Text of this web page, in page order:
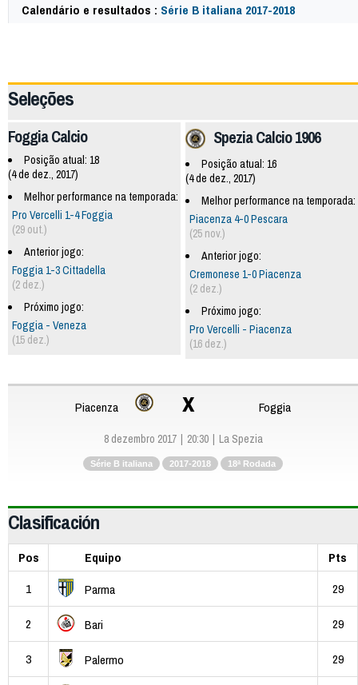
Calendário e resultados : Série B italiana 2017-2018
Seleções
Spezia Calcio 1906
Posição atual: 16
(4 de dez., 2017)
Melhor performance na temporada:
Piacenza 4-0 Pescara
(25 nov.)
Anterior jogo:
Cremonese 1-0 Piacenza
(2 dez.)
Próximo jogo:
Pro Vercelli - Piacenza
(16 dez.)
Foggia Calcio
Posição atual: 18
(4 de dez., 2017)
Melhor performance na temporada:
Pro Vercelli 1-4 Foggia
(29 out.)
Anterior jogo:
Foggia 1-3 Cittadella
(2 dez.)
Próximo jogo:
Foggia - Veneza
(15 dez.)
Piacenza x Foggia
8 dezembro 2017 20:30 La Spezia
Série B italiana 2017-2018 18ª Rodada
Clasificación
Pos Equipo
Pts
1
Parma 29
2 Bari 29
3 Palermo 29